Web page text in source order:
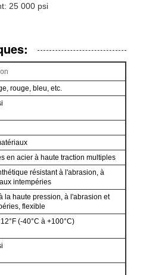
25 000 psi
rouge, bleu, etc.
en acier à haute traction multiples
résistant à l'abrasion, à
intempéries
la haute pression, à l'abrasion et
flexible
(-40°C à +100°C)